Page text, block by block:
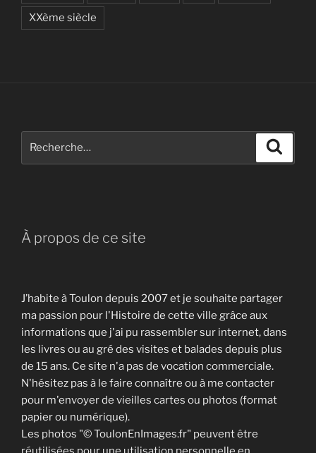
XXème siècle
À propos de ce site
J’habite à Toulon depuis 2007 et je souhaite partager
ma passion pour l'Histoire de cette ville grâce aux
informations que j'ai pu rassembler sur internet, dans
les livres ou au gré des visites et balades depuis plus
de 15 ans. Ce site n'a pas de vocation commerciale.
N'hésitez pas à le faire connaître ou à me contacter
pour m'envoyer de vieilles cartes ou photos (format
papier ou numérique).
Les photos "© ToulonEnImages.fr" peuvent être